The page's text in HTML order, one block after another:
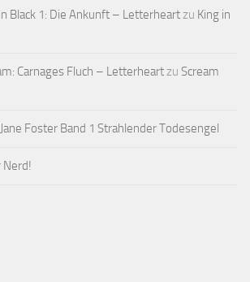
Black 1: Die Ankunft – Letterheartzu King in
Carnages Fluch – Letterheartzu Scream
Foster Band 1 Strahlender Todesengel
Nerd!